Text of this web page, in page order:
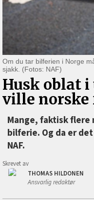
Om du tar bilferien i Norge
sjakk. (Fotos: NAF)
Husk oblat
ville norske
Mange, faktisk flere
bilferie. Og da er
NAF.
Skrevet av
THOMAS HILDONEN
Ansvarlig redaktør